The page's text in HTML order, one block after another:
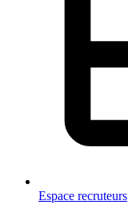
Espace recruteurs